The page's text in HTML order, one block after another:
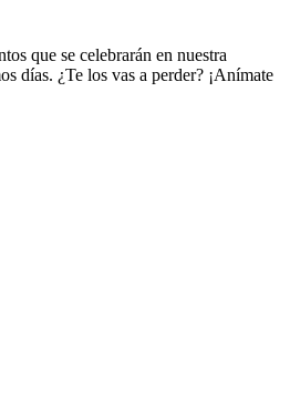
que se celebrarán en nuestra
días. ¿Te los vas a perder? ¡Anímate